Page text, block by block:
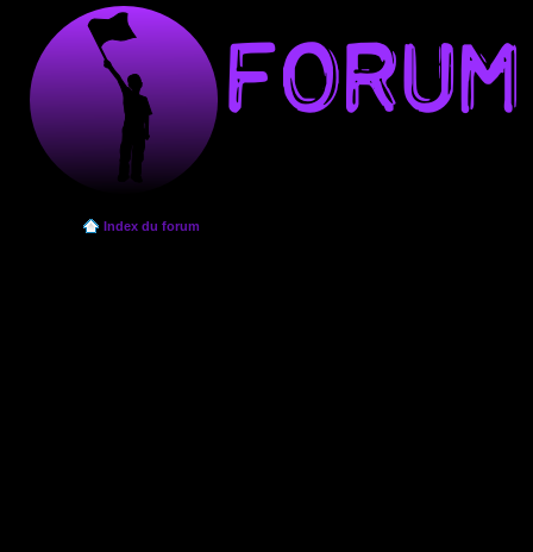
Index du forum